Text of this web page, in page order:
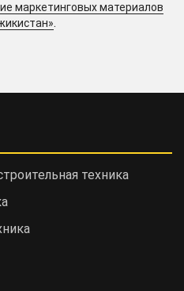
маркетинговых материалов
.
техника